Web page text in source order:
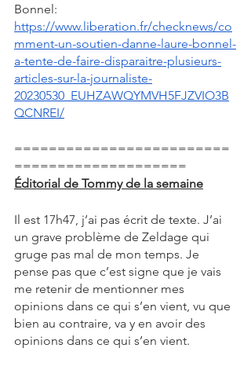
Bonnel:
https://www.liberation.fr/checknews/co
mment-un-soutien-danne-laure-bonnel-
a-tente-de-faire-disparaitre-plusieurs-
articles-sur-la-journaliste-
20230530_EUHZAWQYMVH5FJZVIO3B
QCNREI/
=========================
====================
Éditorial de Tommy de la semaine
Il est 17h47, j’ai pas écrit de texte. J’ai
un grave problème de Zeldage qui
gruge pas mal de mon temps. Je
pense pas que c’est signe que je vais
me retenir de mentionner mes
opinions dans ce qui s’en vient, vu que
bien au contraire, va y en avoir des
opinions dans ce qui s’en vient.